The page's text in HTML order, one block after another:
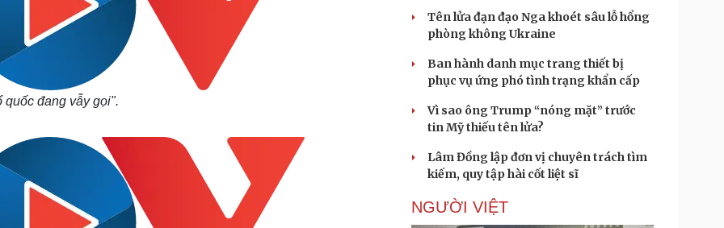
Âm nhạc
Di sản
Cửa sổ tình yêu
Kể chuyện cho bé
quốc đang vẫy gọi".
Tên lửa đạn đạo Nga khoét sâu lỗ hổng
phòng không Ukraine
Ban hành danh mục trang thiết bị
phục vụ ứng phó tình trạng khẩn cấp
Vì sao ông Trump “nóng mặt” trước
tin Mỹ thiếu tên lửa?
Lâm Đồng lập đơn vị chuyên trách tìm
kiếm, quy tập hài cốt liệt sĩ
NGƯỜI VIỆT